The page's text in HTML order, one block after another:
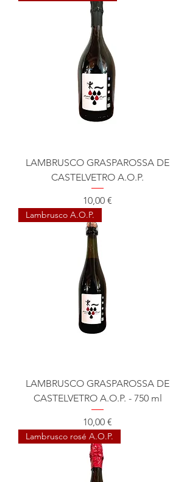
LAMBRUSCO GRASPAROSSA DE
CASTELVETRO A.O.P.
Prix
10,00 €
Lambrusco A.O.P.
LAMBRUSCO GRASPAROSSA DE
CASTELVETRO A.O.P. - 750 ml
Prix
10,00 €
Lambrusco rosé A.O.P.